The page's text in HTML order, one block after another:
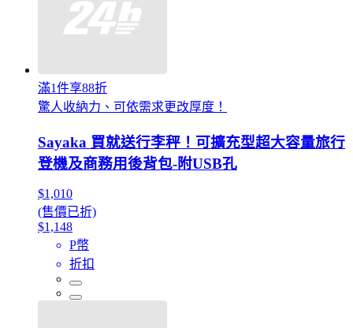
滿1件享88折
驚人收納力、可依需求更改厚度！
Sayaka 買就送行李秤！可擴充型超大容量旅行
登機及商務用後背包-附USB孔
$1,010
(售價已折)
$1,148
P幣
折扣